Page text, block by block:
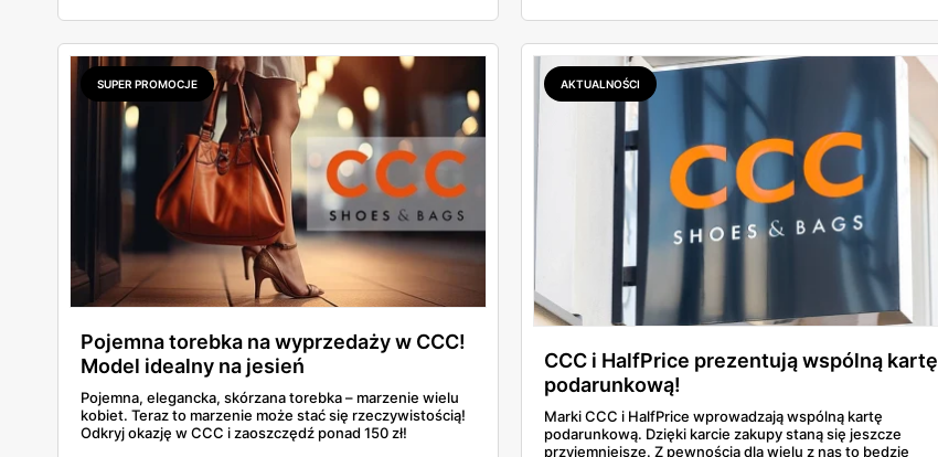
wakacje
modne i... niezwykle przystępne cenowo.
SUPER PROMOCJE
Pojemna torebka na wyprzedaży w CCC!
Model idealny na jesień
Pojemna, elegancka, skórzana torebka – marzenie wielu
kobiet. Teraz to marzenie może stać się rzeczywistością!
Odkryj okazję w CCC i zaoszczędź ponad 150 zł!
AKTUALNOŚCI
CCC i HalfPrice prezentują wspólną kartę
podarunkową!
Marki CCC i HalfPrice wprowadzają wspólną kartę
podarunkową. Dzięki karcie zakupy staną się jeszcze
przyjemniejsze. Z pewnością dla wielu z nas to będzie